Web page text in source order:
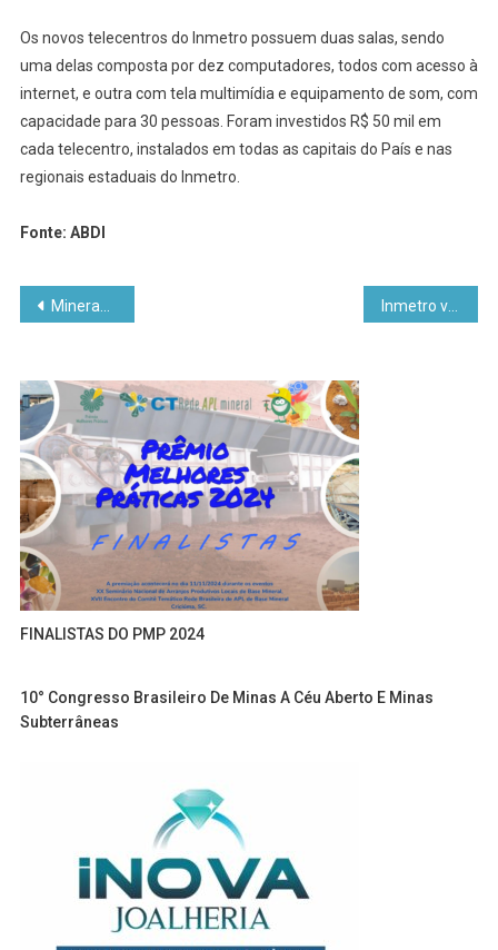
Os novos telecentros do Inmetro possuem duas salas, sendo
uma delas composta por dez computadores, todos com acesso à
internet, e outra com tela multimídia e equipamento de som, com
capacidade para 30 pessoas. Foram investidos R$ 50 mil em
cada telecentro, instalados em todas as capitais do País e nas
regionais estaduais do Inmetro.
Fonte: ABDI
Navegação
Post
Mineração deve receber investimento recorde de US$ 64,8 bilhões até 2015
FINALISTAS DO PMP 2024
10° Congresso Brasileiro De Minas A Céu Aberto E Minas
Subterrâneas